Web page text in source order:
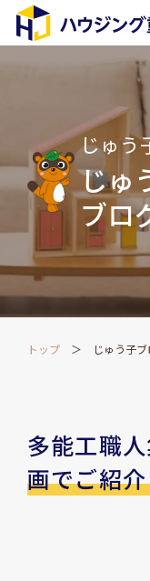
じゅう
じゅ
ブロ
トップ じゅう子
多能工職
画でご紹